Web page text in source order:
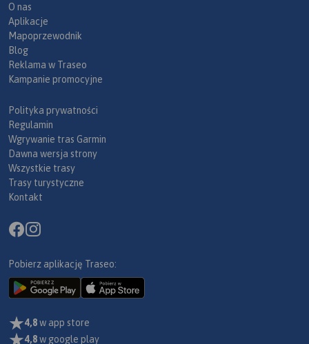
O nas
Aplikacje
Mapoprzewodnik
Blog
Reklama w Traseo
Kampanie promocyjne
Polityka prywatności
Regulamin
Wgrywanie tras Garmin
Dawna wersja strony
Wszystkie trasy
Trasy turystyczne
Kontakt
Pobierz aplikację Traseo:
4,8w app store
4,8w google play